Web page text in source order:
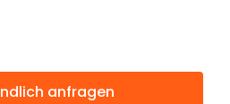
anfragen